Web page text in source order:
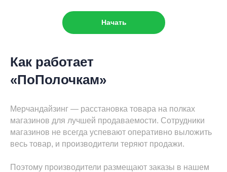
Начать
Как работает
«ПоПолочкам»
Мерчандайзинг — расстановка товара на полках
магазинов для лучшей продаваемости. Сотрудники
магазинов не всегда успевают оперативно выложить
весь товар, и производители теряют продажи.
Поэтому производители размещают заказы в нашем